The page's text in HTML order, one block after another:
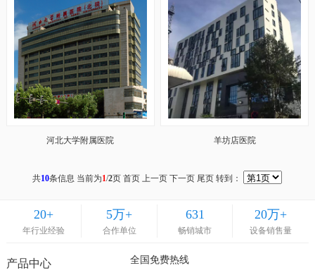
河北大学附属医院 羊坊店医院
共10条信息 当前为1/2页首页 上一页 下一页 尾页 转到：
20+
年行业经验
5万+
合作单位
631
畅销城市
20万+
设备销售量
产品中心
全国免费热线